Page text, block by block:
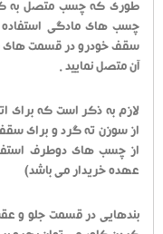
طوری که چسب متصل به
چسب های مادگی
سقف خودرو در قسمت های
آن متصل نمایید .
لازم به ذکر است که
از سوزن ته گرد و برای
از چسب های دوطرف
عهده خریدار می باشد)
بندهایی در قسمت جلو و